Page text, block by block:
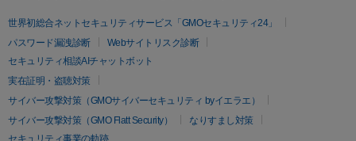
世界初総合ネットセキュリティサービス「GMOセキュリティ24」
パスワード漏洩診断
Webサイトリスク診断
セキュリティ相談AIチャットボット
実在証明・盗聴対策
サイバー攻撃対策（GMOサイバーセキュリティ byイエラエ）
サイバー攻撃対策（GMO Flatt Security）
なりすまし対策
セキュリティ事業の軌跡